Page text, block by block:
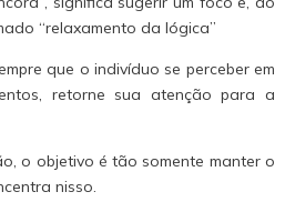
“relaxamento da lógica”
que o indivíduo se perceber em
retorne sua atenção para a
o objetivo é tão somente manter o
nisso.